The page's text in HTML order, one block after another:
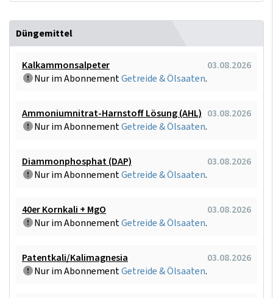
Düngemittel
Kalkammonsalpeter
03.08.2026
Nur im AbonnementGetreide & Ölsaaten.
Ammoniumnitrat-Harnstoff Lösung (AHL) 03.08.2026
Nur im AbonnementGetreide & Ölsaaten.
Diammonphosphat (DAP)
03.08.2026
Nur im AbonnementGetreide & Ölsaaten.
40er Kornkali + MgO
03.08.2026
Nur im AbonnementGetreide & Ölsaaten.
Patentkali/Kalimagnesia
03.08.2026
Nur im AbonnementGetreide & Ölsaaten.